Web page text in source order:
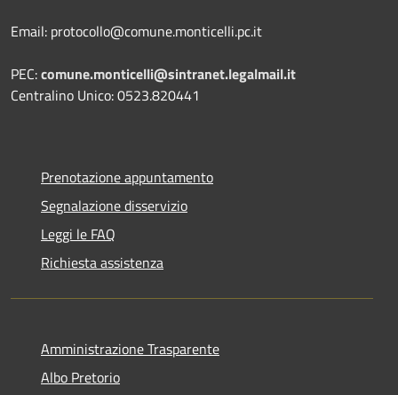
Email: protocollo@comune.monticelli.pc.it
PEC:comune.monticelli@sintranet.legalmail.it
Centralino Unico: 0523.820441
Prenotazione appuntamento
Segnalazione disservizio
Leggi le FAQ
Richiesta assistenza
Amministrazione Trasparente
Albo Pretorio